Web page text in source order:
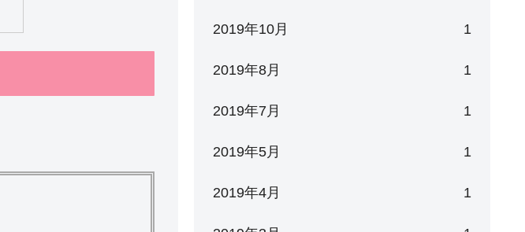
2019年10月 1
2019年8月 1
2019年7月 1
2019年5月 1
2019年4月 1